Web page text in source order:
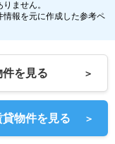
ません。
情報を元に作成した参考ペ
を見る ＞
物件を見る ＞